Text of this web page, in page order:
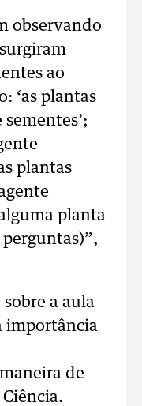
observando
ao
‘as plantas
plantas
planta
a aula
importância
de